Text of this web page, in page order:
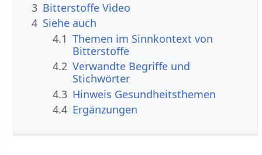
3 Bitterstoffe Video
4 Siehe auch
4.1 Themen im Sinnkontext von
Bitterstoffe
4.2 Verwandte Begriffe und
Stichwörter
4.3 Hinweis Gesundheitsthemen
4.4 Ergänzungen